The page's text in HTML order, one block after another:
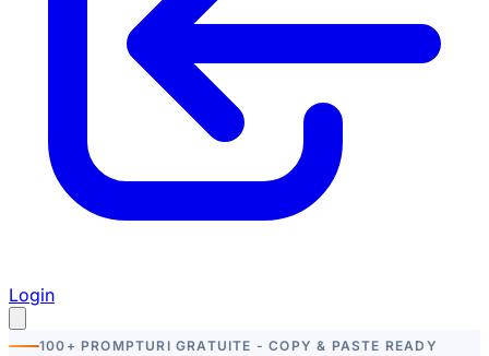
Login
100+ PROMPTURI GRATUITE - COPY & PASTE READY